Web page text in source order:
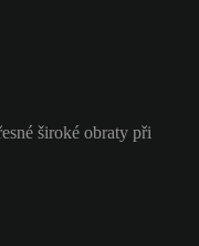
široké obraty při